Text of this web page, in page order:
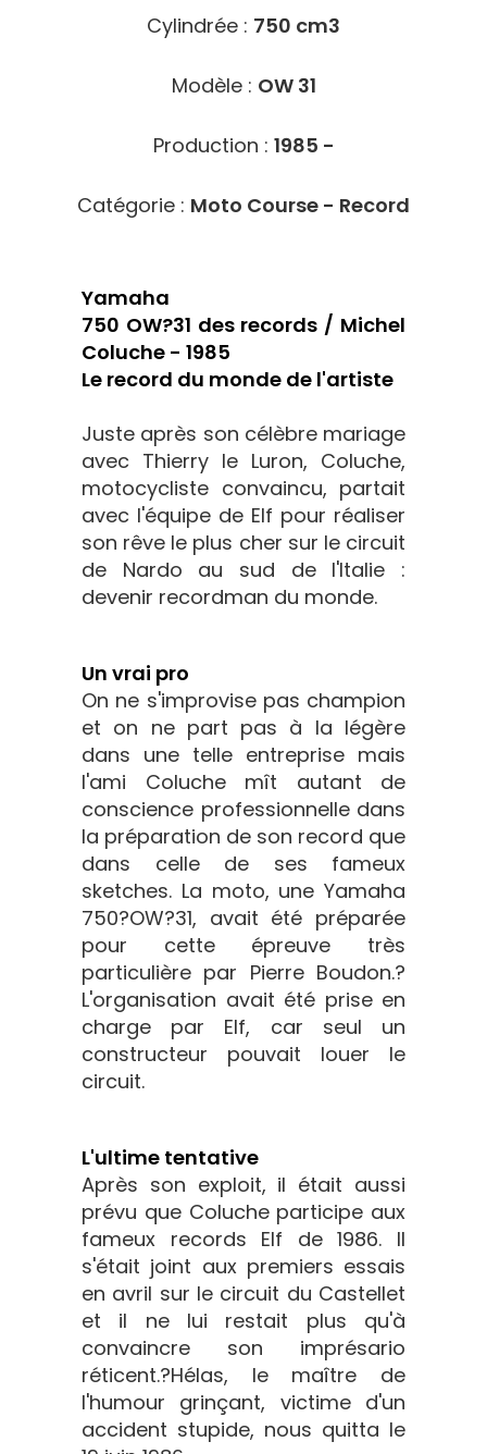
Cylindrée : 750 cm3
Modèle : OW 31
Production : 1985 -
Catégorie : Moto Course - Record
Yamaha
750 OW?31 des records / Michel
Coluche - 1985
Le record du monde de l'artiste
Juste après son célèbre mariage
avec Thierry le Luron, Coluche,
motocycliste convaincu, partait
avec l'équipe de Elf pour réaliser
son rêve le plus cher sur le circuit
de Nardo au sud de l'Italie :
devenir recordman du monde.
Un vrai pro
On ne s'improvise pas champion
et on ne part pas à la légère
dans une telle entreprise mais
l'ami Coluche mît autant de
conscience professionnelle dans
la préparation de son record que
dans celle de ses fameux
sketches. La moto, une Yamaha
750?OW?31, avait été préparée
pour cette épreuve très
particulière par Pierre Boudon.?
L'organisation avait été prise en
charge par Elf, car seul un
constructeur pouvait louer le
circuit.
L'ultime tentative
Après son exploit, il était aussi
prévu que Coluche participe aux
fameux records Elf de 1986. Il
s'était joint aux premiers essais
en avril sur le circuit du Castellet
et il ne lui restait plus qu'à
convaincre son imprésario
réticent.?Hélas, le maître de
l'humour grinçant, victime d'un
accident stupide, nous quitta le